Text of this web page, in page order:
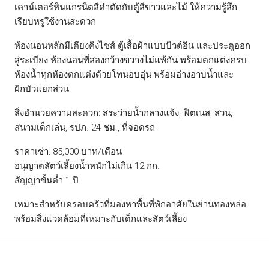
เคาน์เตอร์หินแกรนิตสีดำตัดกับตู้สีขาวและไม้ ให้ความรู้สึก
เรียบหรูใช้งานสะดวก
ห้องนอนหลักมีเตียงคิงไซส์ ตู้เสื้อผ้าแบบบิวต์อิน และประตูออก
สู่ระเบียง ห้องนอนที่สองกว้างขวางไม่แพ้กัน พร้อมตกแต่งครบ
ห้องน้ำทุกห้องตกแต่งด้วยโทนอบอุ่น พร้อมอ่างอาบน้ำและ
ฝักบัวแยกส่วน
สิ่งอำนวยความสะดวก: สระว่ายน้ำกลางแจ้ง, ฟิตเนส, สวน,
สนามเด็กเล่น, รปภ. 24 ชม., ที่จอดรถ
ราคาเช่า: 85,000 บาท/เดือน
อนุญาตสัตว์เลี้ยงน้ำหนักไม่เกิน 12 กก.
สัญญาขั้นต่ำ 1 ปี
เหมาะสำหรับครอบครัวที่มองหาพื้นที่พักอาศัยในย่านทองหล่อ
พร้อมสิ่งแวดล้อมที่เหมาะกับเด็กและสัตว์เลี้ยง